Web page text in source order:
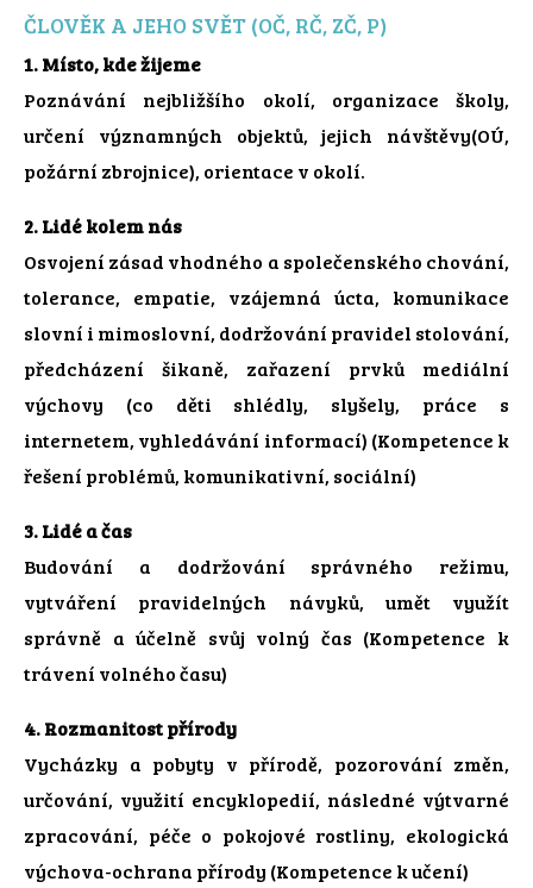
ČLOVĚK A JEHO SVĚT (OČ, RČ, ZČ, P)
1. Místo, kde žijeme
Poznávání nejbližšího okolí, organizace školy,
určení významných objektů, jejich návštěvy(OÚ,
požární zbrojnice), orientace v okolí.
2. Lidé kolem nás
Osvojení zásad vhodného a společenského chování,
tolerance, empatie, vzájemná úcta, komunikace
slovní i mimoslovní, dodržování pravidel stolování,
předcházení šikaně, zařazení prvků mediální
výchovy (co děti shlédly, slyšely, práce s
internetem, vyhledávání informací) (Kompetence k
řešení problémů, komunikativní, sociální)
3. Lidé a čas
Budování a dodržování správného režimu,
vytváření pravidelných návyků, umět využít
správně a účelně svůj volný čas (Kompetence k
trávení volného času)
4. Rozmanitost přírody
Vycházky a pobyty v přírodě, pozorování změn,
určování, využití encyklopedií, následné výtvarné
zpracování, péče o pokojové rostliny, ekologická
výchova-ochrana přírody (Kompetence k učení)